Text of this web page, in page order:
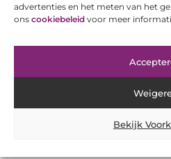
advertenties en het meten van het
ons cookiebeleid voor meer
Bekijk
Onze informatie